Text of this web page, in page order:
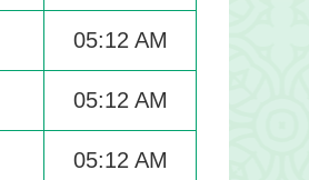
05:12 AM
05:12 AM
05:12 AM